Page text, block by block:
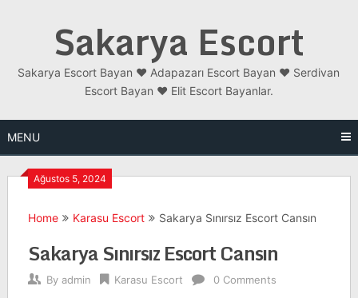
Sakarya Escort
Sakarya Escort Bayan ❤️ Adapazarı Escort Bayan ❤️ Serdivan
Escort Bayan ❤️ Elit Escort Bayanlar.
MENU
Ağustos 5, 2024
Home Karasu Escort Sakarya Sınırsız Escort Cansın
Sakarya Sınırsız Escort Cansın
By admin Karasu Escort 0 Comments